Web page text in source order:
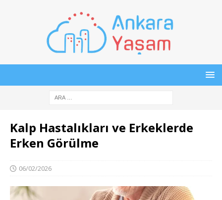
Kalp Hastalıkları ve Erkeklerde
Erken Görülme
06/02/2026